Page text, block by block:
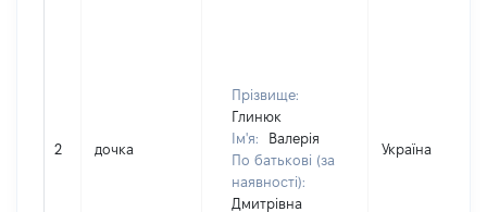
2 дочка
Прізвище:
Глинюк
Ім'я:
Валерія
По батькові (за
наявності):
Дмитрівна
Україна